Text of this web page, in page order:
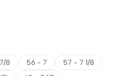
8 56 - 7
57 - 7 1/8